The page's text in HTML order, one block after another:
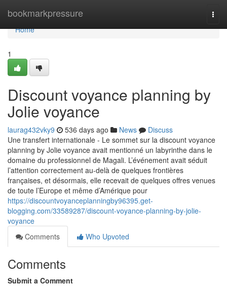
bookmarkpressure
Home
Home
1
Discount voyance planning by
Jolie voyance
laurag432vky9 536 days ago News
Discuss
Une transfert internationale - Le sommet sur la discount voyance
planning by Jolie voyance avait mentionné un labyrinthe dans le
domaine du professionnel de Magali. L’événement avait séduit
l’attention correctement au-delà de quelques frontières
françaises, et désormais, elle recevait de quelques offres venues
de toute l’Europe et même d’Amérique pour
https://discountvoyanceplanningby96395.get-
blogging.com/33589287/discount-voyance-planning-by-jolie-
voyance
Comments
Who Upvoted
Comments
Submit a Comment